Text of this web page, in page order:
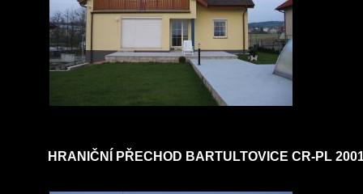
HRANIČNÍ PŘECHOD BARTULTOVICE CR-PL